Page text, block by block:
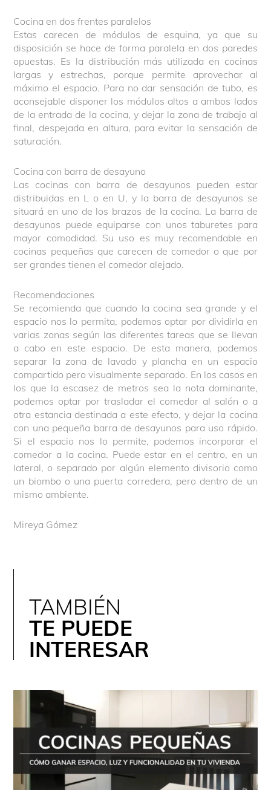
Cocina en dos frentes paralelos
Estas carecen de módulos de esquina, ya que su
disposición se hace de forma paralela en dos paredes
opuestas. Es la distribución más utilizada en cocinas
largas y estrechas, porque permite aprovechar al
máximo el espacio. Para no dar sensación de tubo, es
aconsejable disponer los módulos altos a ambos lados
de la entrada de la cocina, y dejar la zona de trabajo al
final, despejada en altura, para evitar la sensación de
saturación.
Cocina con barra de desayuno
Las cocinas con barra de desayunos pueden estar
distribuidas en L o en U, y la barra de desayunos se
situará en uno de los brazos de la cocina. La barra de
desayunos puede equiparse con unos taburetes para
mayor comodidad. Su uso es muy recomendable en
cocinas pequeñas que carecen de comedor o que por
ser grandes tienen el comedor alejado.
Recomendaciones
Se recomienda que cuando la cocina sea grande y el
espacio nos lo permita, podemos optar por dividirla en
varias zonas según las diferentes tareas que se llevan
a cabo en este espacio. De esta manera, podemos
separar la zona de lavado y plancha en un espacio
compartido pero visualmente separado. En los casos en
los que la escasez de metros sea la nota dominante,
podemos optar por trasladar el comedor al salón o a
otra estancia destinada a este efecto, y dejar la cocina
con una pequeña barra de desayunos para uso rápido.
Si el espacio nos lo permite, podemos incorporar el
comedor a la cocina. Puede estar en el centro, en un
lateral, o separado por algún elemento divisorio como
un biombo o una puerta corredera, pero dentro de un
mismo ambiente.
Mireya Gómez
TAMBIÉN
TE PUEDE
INTERESAR